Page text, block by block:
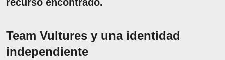
recurso encontrado.
Team Vultures y una identidad
independiente